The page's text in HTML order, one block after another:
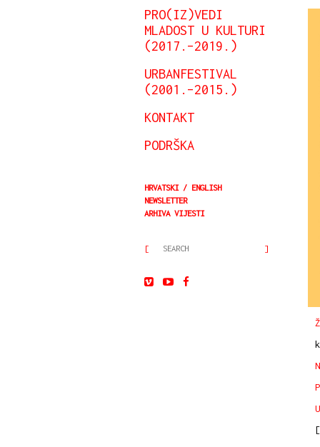
PRO(IZ)VEDI
MLADOST U KULTURI
(2017.–2019.)
URBANFESTIVAL
(2001.–2015.)
KONTAKT
PODRŠKA
HRVATSKI
ENGLISH
NEWSLETTER
ARHIVA VIJESTI